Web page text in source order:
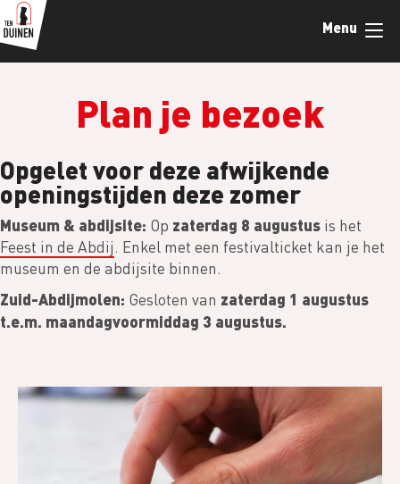
Overslaan
en
naar
Menu
Plan je bezoek
Opgelet voor deze afwijkende
openingstijden deze zomer
Museum & abdijsite: Op zaterdag 8 augustus is het
Feest in de Abdij. Enkel met een festivalticket kan je het
museum en de abdijsite binnen.
Zuid-Abdijmolen: Gesloten van zaterdag 1 augustus
t.e.m. maandagvoormiddag 3 augustus.